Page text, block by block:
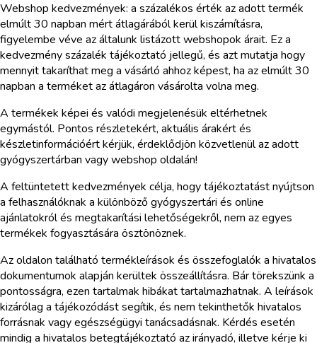
Webshop kedvezmények: a százalékos érték az adott termék
elmúlt 30 napban mért átlagárából kerül kiszámításra,
figyelembe véve az általunk listázott webshopok árait. Ez a
kedvezmény százalék tájékoztató jellegű, és azt mutatja hogy
mennyit takaríthat meg a vásárló ahhoz képest, ha az elmúlt 30
napban a terméket az átlagáron vásárolta volna meg.
A termékek képei és valódi megjelenésük eltérhetnek
egymástól. Pontos részletekért, aktuális árakért és
készletinformációért kérjük, érdeklődjön közvetlenül az adott
gyógyszertárban vagy webshop oldalán!
A feltüntetett kedvezmények célja, hogy tájékoztatást nyújtson
a felhasználóknak a különböző gyógyszertári és online
ajánlatokról és megtakarítási lehetőségekről, nem az egyes
termékek fogyasztására ösztönöznek.
Az oldalon található termékleírások és összefoglalók a hivatalos
dokumentumok alapján kerültek összeállításra. Bár törekszünk a
pontosságra, ezen tartalmak hibákat tartalmazhatnak. A leírások
kizárólag a tájékozódást segítik, és nem tekinthetők hivatalos
forrásnak vagy egészségügyi tanácsadásnak. Kérdés esetén
mindig a hivatalos betegtájékoztató az irányadó, illetve kérje ki